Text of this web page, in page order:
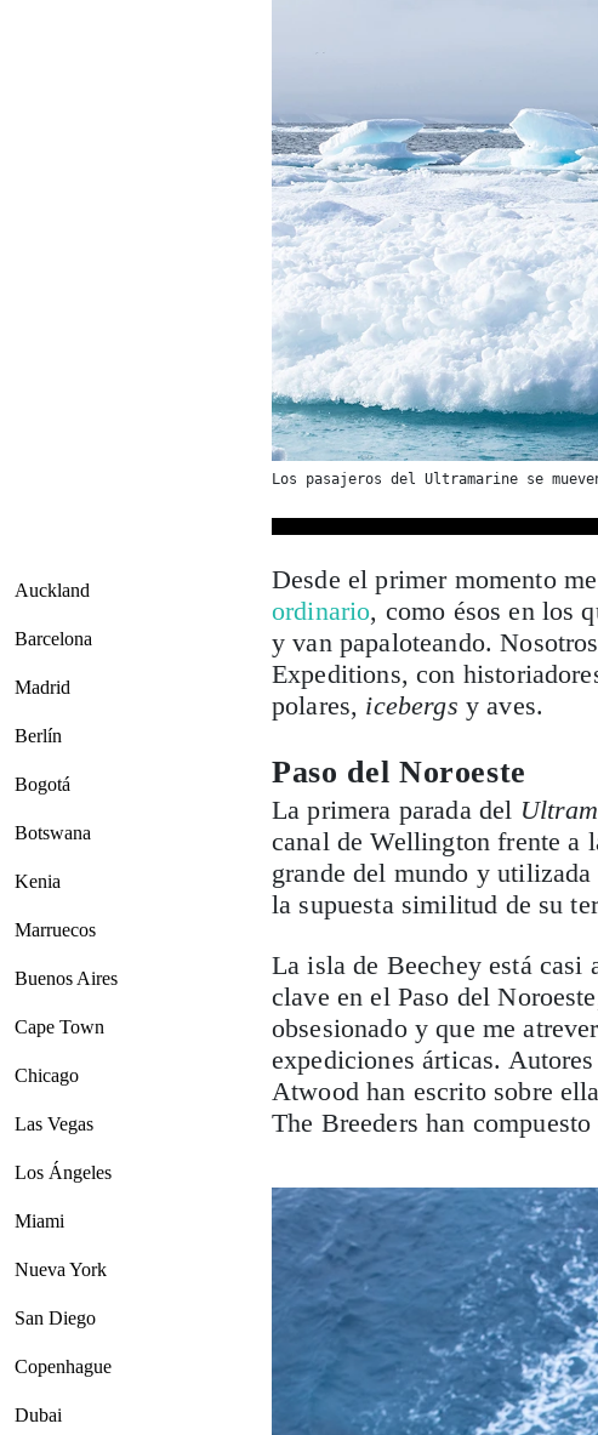
Los pasajeros del Ultramarine se
Auckland
Barcelona
Madrid
Berlín
Bogotá
Botswana
Kenia
Marruecos
Buenos Aires
Cape Town
Chicago
Las Vegas
Los Ángeles
Miami
Nueva York
San Diego
Copenhague
Dubai
Desde el primer momento
ordinario, como ésos en los
y van papaloteando.
Expeditions, con
polares, icebergs y aves.
Paso del Noroeste
La primera parada del
canal de Wellington frente a
grande del mundo y
la supuesta similitud de su
La isla de Beechey está casi
clave en el Paso del
obsesionado y que me
expediciones árticas.
Atwood han escrito sobre
The Breeders han